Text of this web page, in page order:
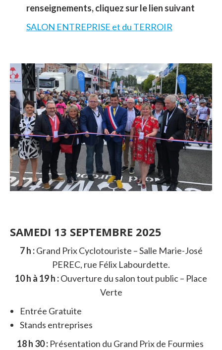
renseignements, cliquez sur le lien suivant
SALON ENTREPRISE et du TERROIR
SAMEDI 13 SEPTEMBRE 2025
7 h :Grand Prix Cyclotouriste – Salle Marie-José
PEREC, rue Félix Labourdette.
10 h à 19 h :Ouverture du salon tout public – Place
Verte
Entrée Gratuite
Stands entreprises
18 h 30 : Présentation du Grand Prix de Fourmies